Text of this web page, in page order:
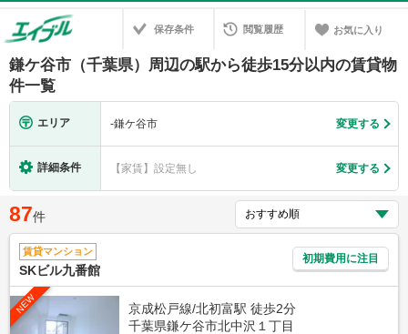
保存条件 閲覧履歴 お気に入り
鎌ケ谷市（千葉県）周辺の駅から徒歩15分以内の賃貸物
件一覧
エリア -鎌ケ谷市 変更する
詳細条件 【家賃】設定無し 変更する
87件
賃貸マンション
SKビル九番館
初期費用に注目
NEW
京成松戸線/北初富駅 徒歩2分
千葉県鎌ケ谷市北中沢１丁目